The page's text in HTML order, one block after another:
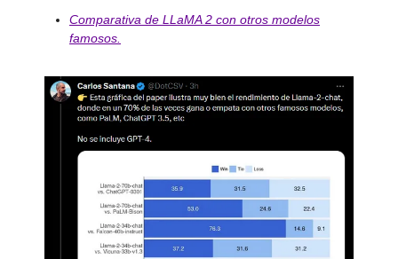
Comparativa de LLaMA 2 con otros modelos
famosos.